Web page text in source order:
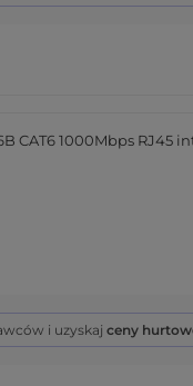
CAT6 1000Mbps RJ45
i uzyskaj ceny